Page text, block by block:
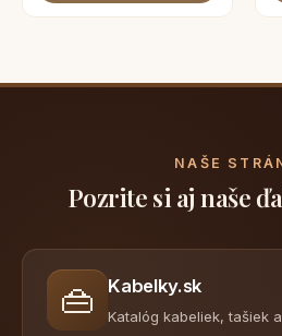
NAŠE
Pozrite si aj naše
👜 Kabelky.sk
Katalóg kabeliek, tašiek